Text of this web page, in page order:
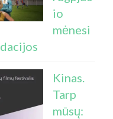
io
mėnesi
Kinas.
Tarp
mūsų: